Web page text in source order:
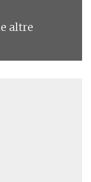
altre